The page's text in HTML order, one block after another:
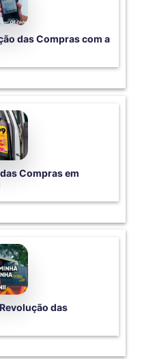
das Compras com a
Compras em
das